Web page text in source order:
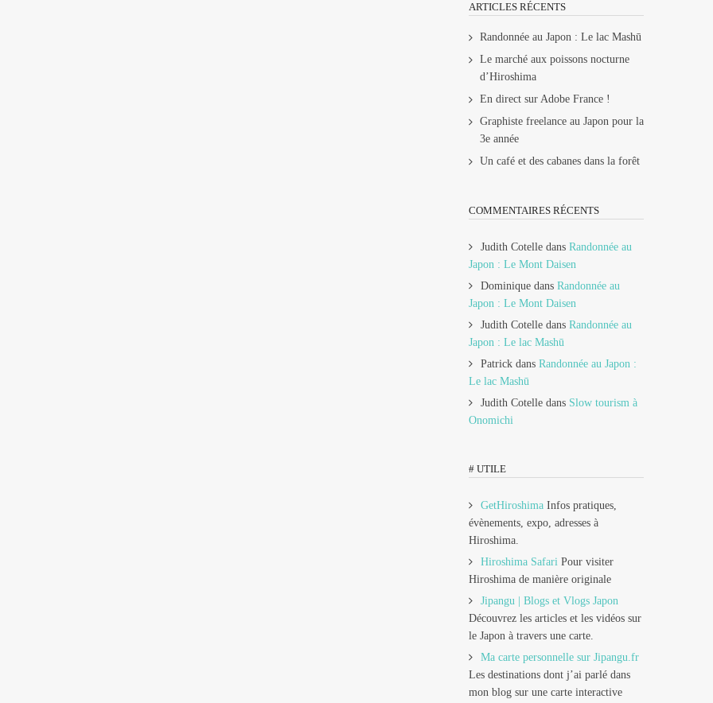
ARTICLES RÉCENTS
Randonnée au Japon : Le lac Mashū
Le marché aux poissons nocturne
d’Hiroshima
En direct sur Adobe France !
Graphiste freelance au Japon pour la
3e année
Un café et des cabanes dans la forêt
COMMENTAIRES RÉCENTS
Judith Cotelle dans Randonnée au
Japon : Le Mont Daisen
Dominique dans Randonnée au
Japon : Le Mont Daisen
Judith Cotelle dans Randonnée au
Japon : Le lac Mashū
Patrick dans Randonnée au Japon :
Le lac Mashū
Judith Cotelle dans Slow tourism à
Onomichi
# UTILE
GetHiroshima Infos pratiques,
évènements, expo, adresses à
Hiroshima.
Hiroshima Safari Pour visiter
Hiroshima de manière originale
Jipangu | Blogs et Vlogs Japon
Découvrez les articles et les vidéos sur
le Japon à travers une carte.
Ma carte personnelle sur Jipangu.fr
Les destinations dont j’ai parlé dans
mon blog sur une carte interactive